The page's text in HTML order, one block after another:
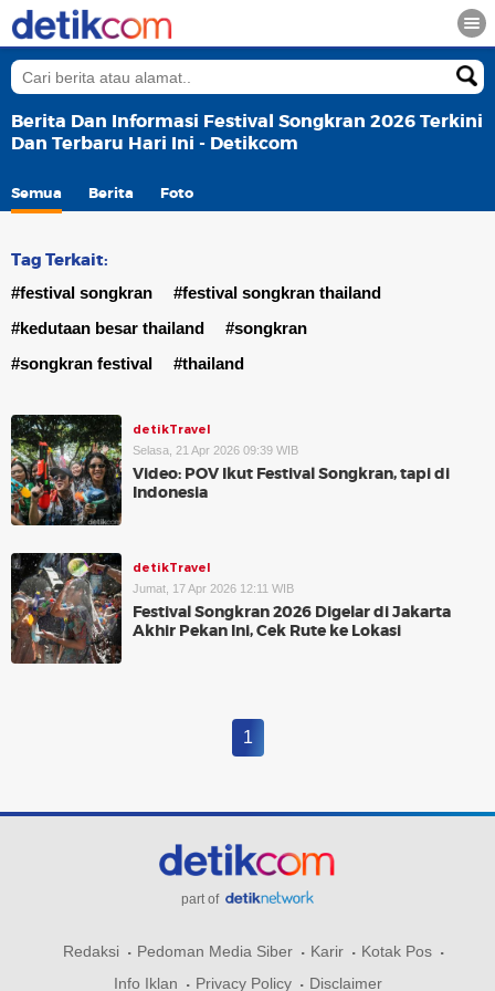
Berita Dan Informasi Festival Songkran 2026 Terkini
Dan Terbaru Hari Ini - Detikcom
Semua Berita Foto
Tag Terkait:
#festival songkran
#festival songkran thailand
#kedutaan besar thailand
#songkran
#songkran festival
#thailand
detikTravel
Selasa, 21 Apr 2026 09:39 WIB
Video: POV Ikut Festival Songkran, tapi di
Indonesia
detikTravel
Jumat, 17 Apr 2026 12:11 WIB
Festival Songkran 2026 Digelar di Jakarta
Akhir Pekan Ini, Cek Rute ke Lokasi
1
part of
Redaksi Pedoman Media Siber Karir
Kotak Pos
Info Iklan
Privacy Policy Disclaimer